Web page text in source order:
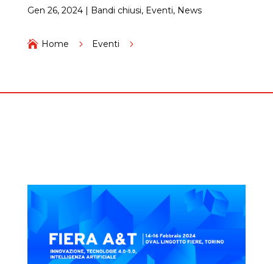
Gen 26, 2024| Bandi chiusi, Eventi, News
 Home 5 Eventi 5